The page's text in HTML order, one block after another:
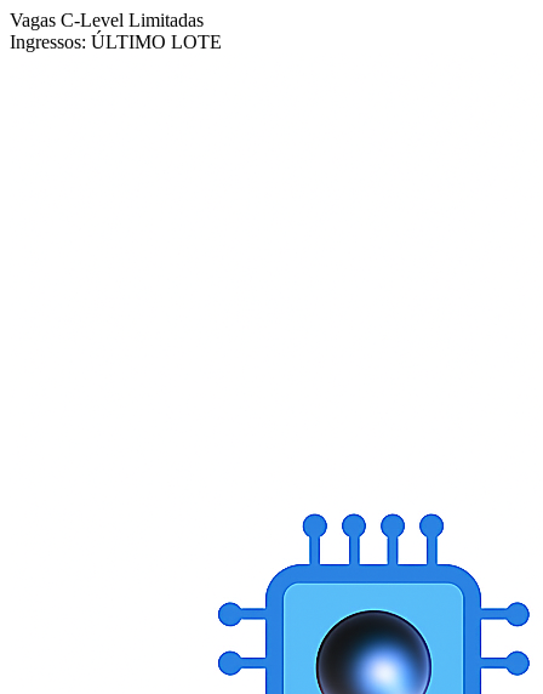
Vagas C-Level Limitadas
Ingressos: ÚLTIMO LOTE